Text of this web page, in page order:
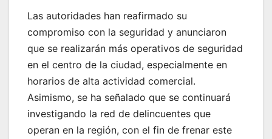
Las autoridades han reafirmado su
compromiso con la seguridad y anunciaron
que se realizarán más operativos de seguridad
en el centro de la ciudad, especialmente en
horarios de alta actividad comercial.
Asimismo, se ha señalado que se continuará
investigando la red de delincuentes que
operan en la región, con el fin de frenar este